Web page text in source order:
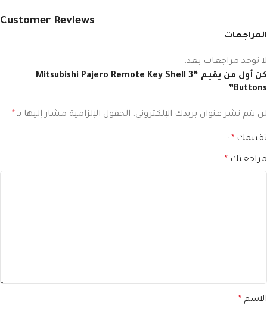
Customer Reviews
المراجعات
لا توجد مراجعات بعد.
كن أول من يقيم “Mitsubishi Pajero Remote Key Shell 3
Buttons”
لن يتم نشر عنوان بريدك الإلكتروني. الحقول الإلزامية مشار إليها بـ *
تقييمك *
مراجعتك *
الاسم *